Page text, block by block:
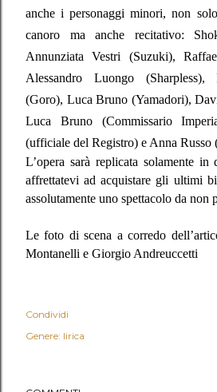
anche i personaggi minori, non
canoro ma anche recitativo:
Annunziata Vestri (Suzuki),
Alessandro Luongo (Sharpless),
(Goro), Luca Bruno (Yamadori),
Luca Bruno (Commissario
(ufficiale del Registro) e Anna Russo
L’opera sarà replicata solamente
affrettatevi ad acquistare gli ultimi
assolutamente uno spettacolo da non
Le foto di scena a corredo
Montanelli e Giorgio Andreuccetti
Condividi
Genere: lirica